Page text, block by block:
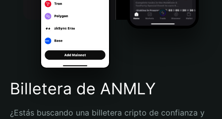
Português (Brasil)
Español (Argentina)
Billetera de ANMLY
¿Estás buscando una billetera cripto de confianza y